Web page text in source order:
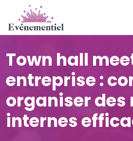
Town hall
entreprise :
organiser des
internes